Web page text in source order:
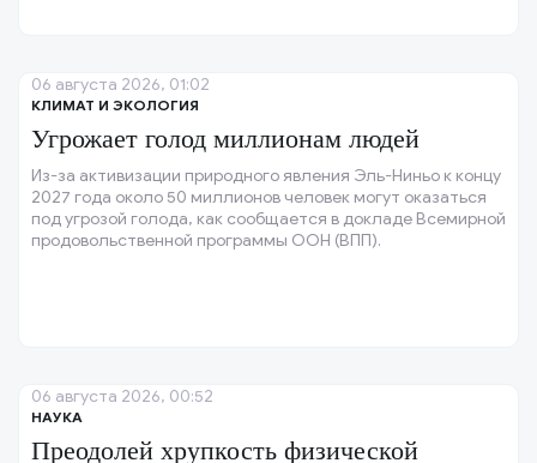
КЛИМАТ И ЭКОЛОГИЯ
Угрожает голод миллионам людей
Из-за активизации природного явления Эль-Ниньо к концу
2027 года около 50 миллионов человек могут оказаться
под угрозой голода, как сообщается в докладе Всемирной
продовольственной программы ООН (ВПП).
06 августа 2026, 01:02
НАУКА
Преодолей хрупкость физической
06 августа 2026, 00:52